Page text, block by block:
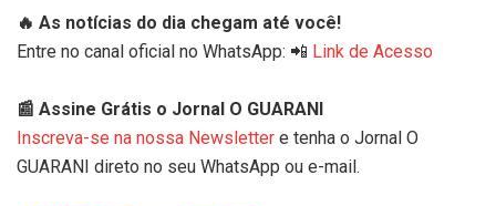
🔥 As notícias do dia chegam até você!
Entre no canal oficial no WhatsApp: 📲 Link de Acesso
📰 Assine Grátis o Jornal O GUARANI
Inscreva-se na nossa Newsletter e tenha o Jornal O
GUARANI direto no seu WhatsApp ou e-mail.